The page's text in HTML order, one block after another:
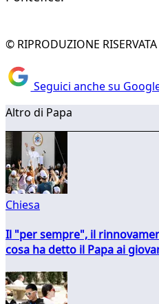
© RIPRODUZIONE RISERVATA
Seguici anche su
Altro di Papa
Chiesa
Il "per sempre", il
cosa ha detto il Papa ai